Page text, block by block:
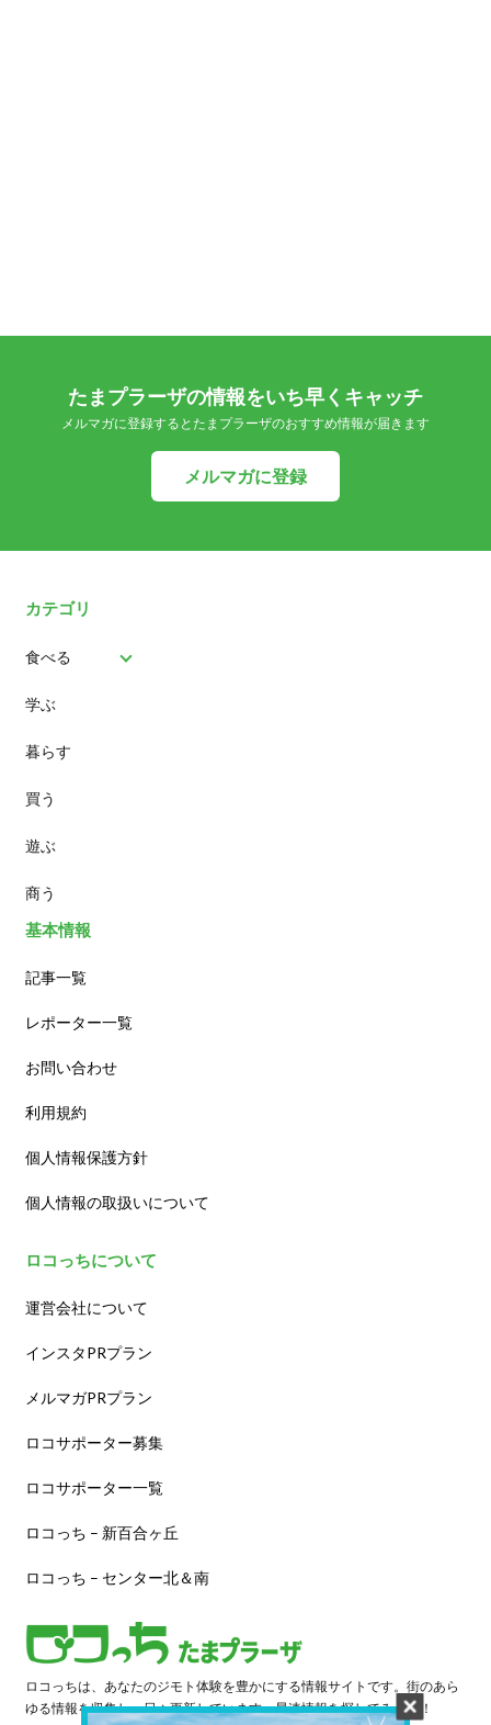
たまプラーザの情報をいち早くキャッチ
メルマガに登録するとたまプラーザのおすすめ情報が届きます
メルマガに登録
カテゴリ
食べる
パン
スイーツ
ランチ
カフェ
学ぶ
暮らす
買う
遊ぶ
商う
基本情報
記事一覧
レポーター一覧
お問い合わせ
利用規約
個人情報保護方針
個人情報の取扱いについて
ロコっちについて
運営会社について
インスタPRプラン
メルマガPRプラン
ロコサポーター募集
ロコサポーター一覧
ロコっち – 新百合ヶ丘
ロコっち – センター北＆南
ロコっちは、あなたのジモト体験を豊かにする情報サイトです。街のあら
ゆる情報を収集し、日々更新しています。早速情報を探してみよう！